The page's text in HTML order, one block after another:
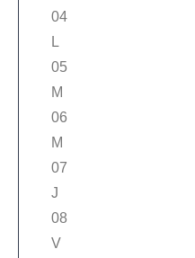
04
L
05
M
06
M
07
J
08
V